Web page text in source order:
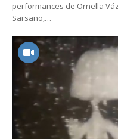
performances de Ornella
Sarsano,…